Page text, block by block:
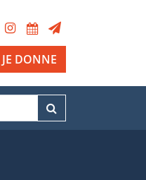
JE DONNE